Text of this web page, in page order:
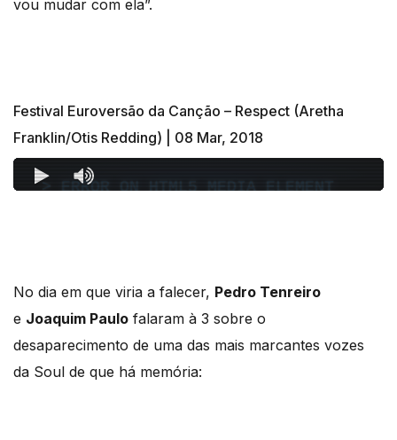
vou mudar com ela”.
Festival Euroversão da Canção – Respect (Aretha
Franklin/Otis Redding) | 08 Mar, 2018
No dia em que viria a falecer, Pedro Tenreiro
e Joaquim Paulo falaram à 3 sobre o
desaparecimento de uma das mais marcantes vozes
da Soul de que há memória: